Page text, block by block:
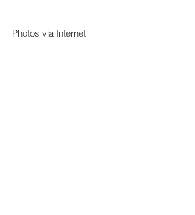
Photos via Internet